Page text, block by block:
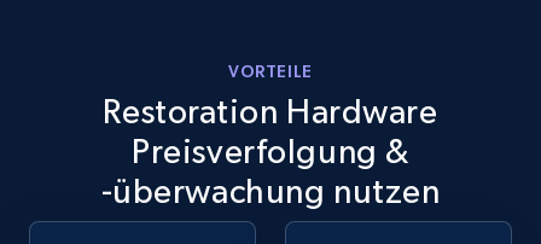
URL, Title, Available, Description, Currency, Initial
price, Final price, Discount percent, and more.
5.4K+ 668+ Jetzt anfangen
VORTEILE
Restoration Hardware
Preisverfolgung &
-überwachung nutzen